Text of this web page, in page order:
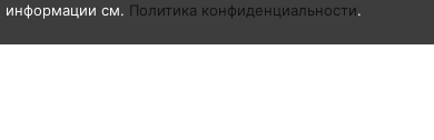
информации см. Политика конфиденциальности.